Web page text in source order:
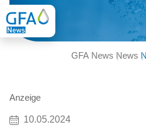
GFA News News
Anzeige
10.05.2024